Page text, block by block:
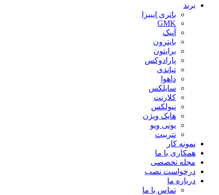
برند
باتری ایبیزا
GMK
آنیک
بایترون
برایتون
پارادوکس
تیاندی
داهوا
سایلکس
کلارنت
نیولکس
هایک ویژن
یونی ویو
نتربیت
نمونه کار
همکاری با ما
مجله تخصصی
درخواست نصب
درباره ما
تماس با ما